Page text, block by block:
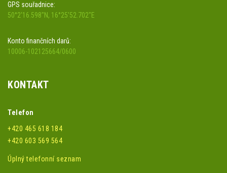
GPS souřadnice:
50°2'16.598"N, 16°25'52.702"E
Konto finančních darů:
10006-102125664/0600
KONTAKT
Telefon
+420 465 618 184
+420 603 569 564
Úplný telefonní seznam